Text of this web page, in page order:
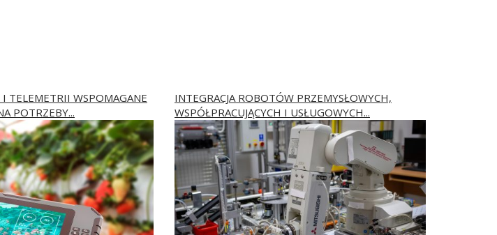
TELEMETRII WSPOMAGANE
POTRZEBY...
INTEGRACJA ROBOTÓW PRZEMYSŁOWYCH,
WSPÓŁPRACUJĄCYCH I USŁUGOWYCH...